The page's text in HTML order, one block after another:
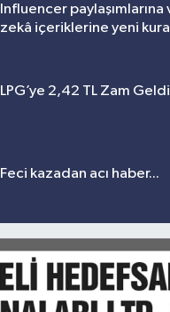
Influencer paylaşımlarına
zekâ içeriklerine yeni
LPG’ye 2,42 TL Zam Geldi
Feci kazadan acı haber...